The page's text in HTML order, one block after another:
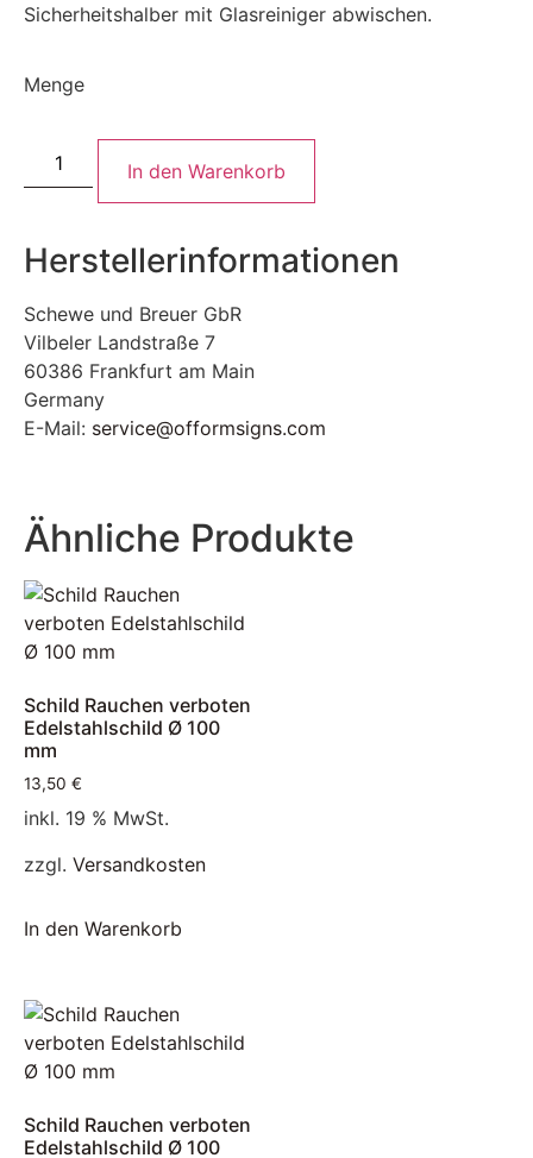
Sicherheitshalber mit Glasreiniger abwischen.
Menge
In den Warenkorb
Herstellerinformationen
Schewe und Breuer GbR
Vilbeler Landstraße 7
60386 Frankfurt am Main
Germany
E-Mail: service@offormsigns.com
Ähnliche Produkte
Schild Rauchen verboten
Edelstahlschild Ø 100
mm
13,50 €
inkl. 19 % MwSt.
zzgl. Versandkosten
In den Warenkorb
Schild Rauchen verboten
Edelstahlschild Ø 100